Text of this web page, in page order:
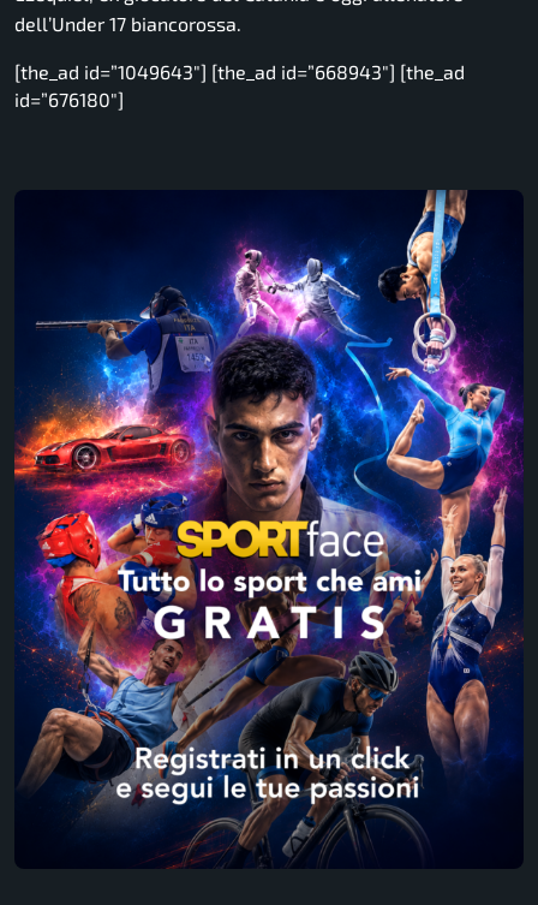
dell’Under 17 biancorossa.
[the_ad id=”1049643″] [the_ad id=”668943″] [the_ad
id=”676180″]